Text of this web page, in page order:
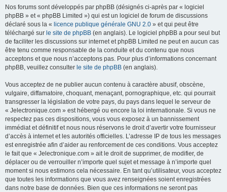
Nos forums sont développés par phpBB (désignés ci-après par « logiciel
phpBB » et « phpBB Limited ») qui est un logiciel de forum de discussions
déclaré sous la « licence publique générale GNU 2.0 » et qui peut être
téléchargé sur le site de phpBB (en anglais). Le logiciel phpBB a pour seul but
de faciliter les discussions sur internet et phpBB Limited ne peut en aucun cas
être tenu comme responsable de la conduite et du contenu que nous
acceptons et que nous n’acceptons pas. Pour plus d’informations concernant
phpBB, veuillez consulter le site de phpBB (en anglais).
Vous acceptez de ne publier aucun contenu à caractère abusif, obscène,
vulgaire, diffamatoire, choquant, menaçant, pornographique, etc. qui pourrait
transgresser la législation de votre pays, du pays dans lequel le serveur de
« Jelectronique.com » est hébergé ou encore la loi internationale. Si vous ne
respectez pas ces dispositions, vous vous exposez à un bannissement
immédiat et définitif et nous nous réservons le droit d’avertir votre fournisseur
d’accès à internet et les autorités officielles. L’adresse IP de tous les messages
est enregistrée afin d’aider au renforcement de ces conditions. Vous acceptez
le fait que « Jelectronique.com » ait le droit de supprimer, de modifier, de
déplacer ou de verrouiller n’importe quel sujet et message à n’importe quel
moment si nous estimons cela nécessaire. En tant qu’utilisateur, vous acceptez
que toutes les informations que vous avez renseignées soient enregistrées
dans notre base de données. Bien que ces informations ne seront pas